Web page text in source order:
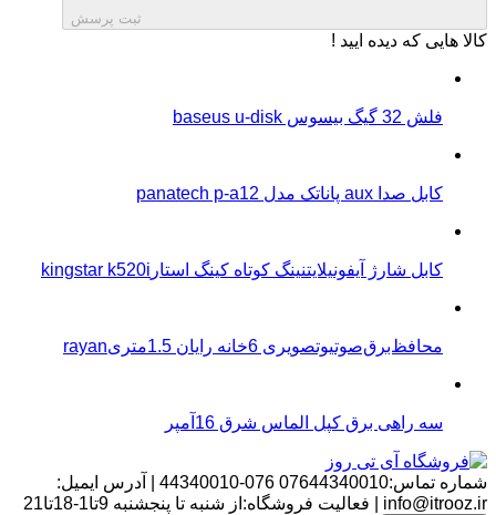
ثبت پرسش
کالا هایی که دیده ایید !
فلش 32 گیگ بیسوس baseus u-disk
کابل صدا aux پاناتک مدل panatech p-a12
کابل شارژ آیفونیلایتنینگ کوتاه کینگ استارkingstar k520i
محافظ‌برق‌صوتیو‌تصویری 6خانه رایان 1.5متریrayan
سه راهی برق کپل الماس شرق 16آمپر
شماره تماس:07644340010 076-44340010
آدرس ایمیل:
info@itrooz.ir
فعالیت فروشگاه:از شنبه تا پنجشنبه 9تا1-18تا21